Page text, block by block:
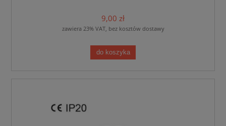
9,00 zł
zawiera 23% VAT, bez kosztów dostawy
do koszyka